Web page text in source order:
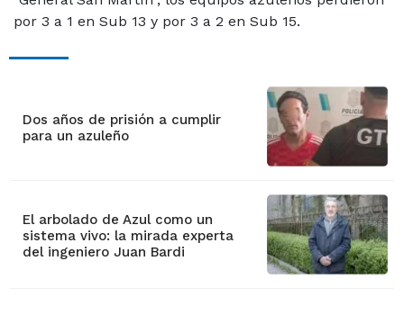
por 3 a 1 en Sub 13 y por 3 a 2 en Sub 15.
Dos años de prisión a cumplir
para un azuleño
El arbolado de Azul como un
sistema vivo: la mirada experta
del ingeniero Juan Bardi